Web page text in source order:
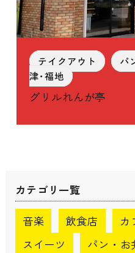
テイクアウト パ
津･福地
グリルれんが亭
カテゴリ一覧
音楽 飲食店 カ
スイーツ
パン・お